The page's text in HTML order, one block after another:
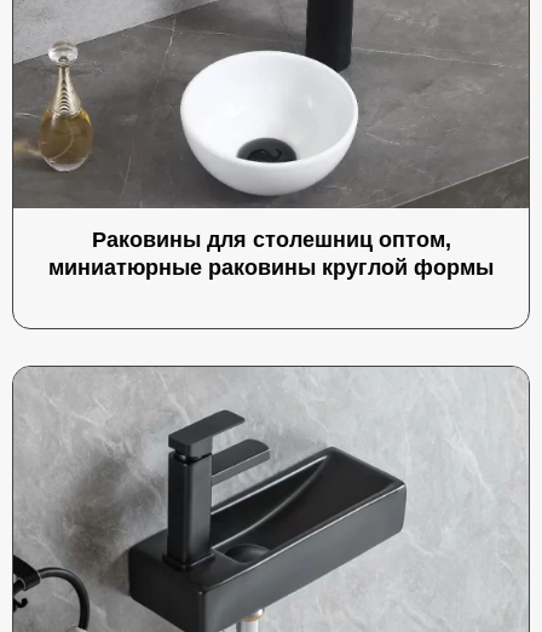
Раковины для столешниц оптом,
миниатюрные раковины круглой формы